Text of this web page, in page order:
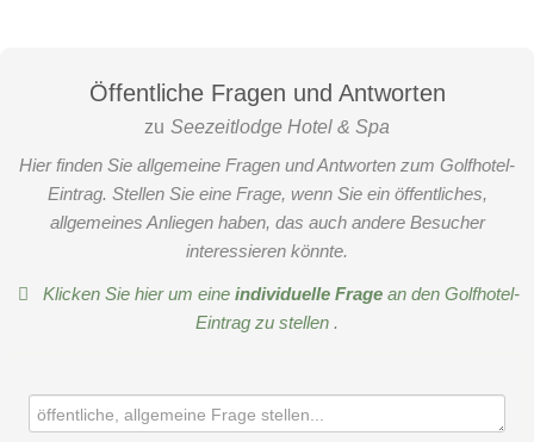
Öffentliche Fragen und Antworten
zu Seezeitlodge Hotel & Spa
Hier finden Sie allgemeine Fragen und Antworten zum Golfhotel-
Eintrag. Stellen Sie eine Frage, wenn Sie ein öffentliches,
allgemeines Anliegen haben, das auch andere Besucher
interessieren könnte.
Klicken Sie hier um eine individuelle Fragean den Golfhotel-
Eintrag zu stellen .